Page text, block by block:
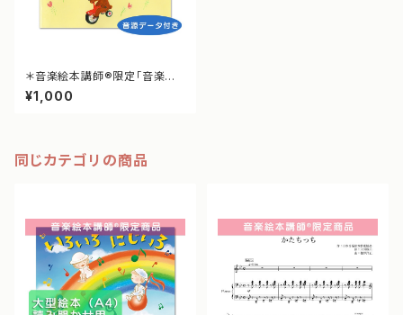
＊音楽絵本講師®︎限定「音楽絵
本」全ての絵本対象
¥1,000
同じカテゴリの商品